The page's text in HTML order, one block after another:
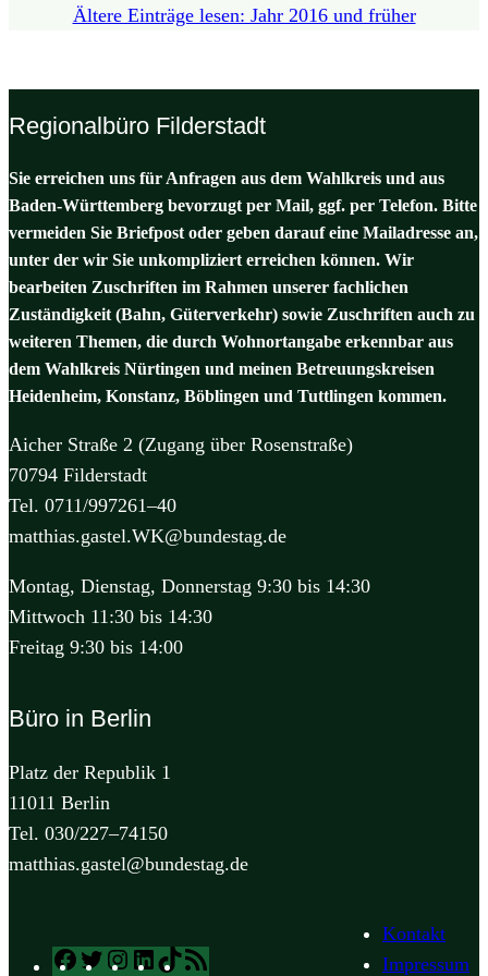
Älte­re Ein­trä­ge lesen: Jahr 2016 und frü­her
Regionalbüro Filderstadt
Sie erreichen uns für Anfragen aus dem Wahlkreis und aus
Baden-Württemberg bevorzugt per Mail, ggf. per Telefon. Bitte
vermeiden Sie Briefpost oder geben darauf eine Mailadresse an,
unter der wir Sie unkompliziert erreichen können. Wir
bearbeiten Zuschriften im Rahmen unserer fachlichen
Zuständigkeit (Bahn, Güterverkehr) sowie Zuschriften auch zu
weiteren Themen, die durch Wohnortangabe erkennbar aus
dem Wahlkreis Nürtingen und meinen Betreuungskreisen
Heidenheim, Konstanz, Böblingen und Tuttlingen kommen.
Aicher Straße 2 (Zugang über Rosenstraße)
70794 Filderstadt
Tel. 0711/997261–40
matthias.gastel.WK@bundestag.de
Montag, Dienstag, Donnerstag 9:30 bis 14:30
Mittwoch 11:30 bis 14:30
Freitag 9:30 bis 14:00
Büro in Berlin
Platz der Republik 1
11011 Berlin
Tel. 030/227–74150
matthias.gastel@bundestag.de
Facebook
TwitterInstagram
LinkedIn
TikTok
Kontakt
Impressum